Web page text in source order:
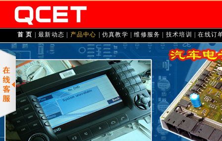
首 页 |最新动态 产品中心 |仿真教学 |维修服务 技术培训 |在线订